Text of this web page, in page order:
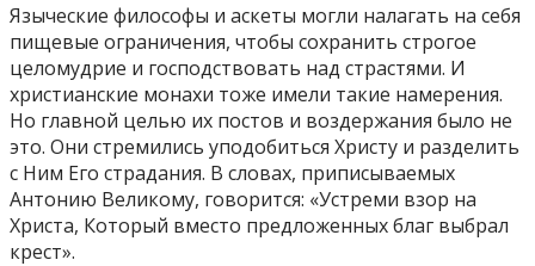
Языческие философы и аскеты могли налагать на себя
пищевые ограничения, чтобы сохранить строгое
целомудрие и господствовать над страстями. И
христианские монахи тоже имели такие намерения.
Но главной целью их постов и воздержания было не
это. Они стремились уподобиться Христу и разделить
с Ним Его страдания. В словах, приписываемых
Антонию Великому, говорится: «Устреми взор на
Христа, Который вместо предложенных благ выбрал
крест».